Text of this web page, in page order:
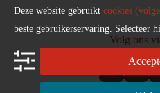
Volg ons
Deze website gebruikt cookies
beste gebruikerservaring. Selecteer